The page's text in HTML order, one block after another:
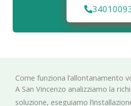
Come funziona l’allontanamento
A San Vincenzo analizziamo la
soluzione, eseguiamo